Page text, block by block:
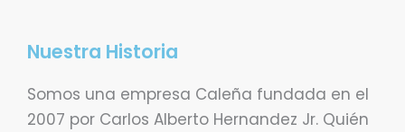
Nuestra Historia
Somos una empresa Caleña fundada en el
2007 por Carlos Alberto Hernandez Jr. Quién